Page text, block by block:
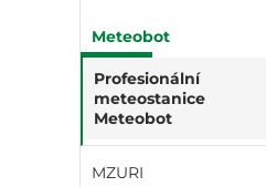
Meteobot
Profesionální
meteostanice
Meteobot
MZURI